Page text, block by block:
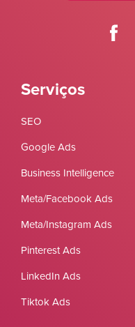
Serviços
SEO
Google Ads
Business Intelligence
Meta/Facebook Ads
Meta/Instagram Ads
Pinterest Ads
LinkedIn Ads
Tiktok Ads